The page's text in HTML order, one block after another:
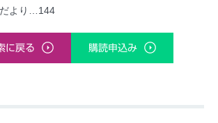
より…144
に戻る 購読申込み